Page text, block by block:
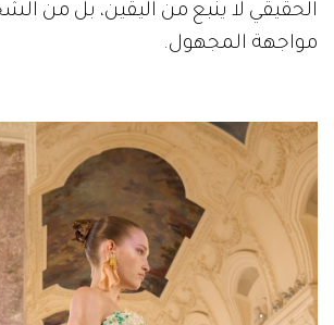
الحقيقي لا ينبع من اليقين، بل من
مواجهة المجهول.